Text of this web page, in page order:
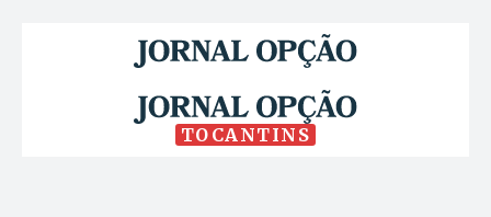
TOCANTINS